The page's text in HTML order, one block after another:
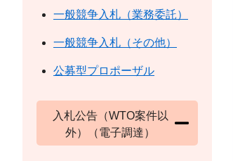
一般競争入札（業務委託）
一般競争入札（その他）
公募型プロポーザル
入札公告（WTO案件以
外）（電子調達）